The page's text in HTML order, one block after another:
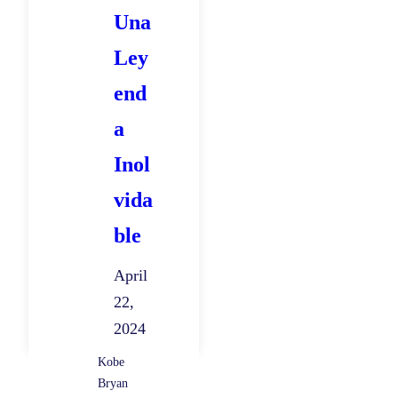
d
B
a
n
c
e
t
o
E
u
r
Una
Ley
end
a
Inol
vida
ble
April
22,
2024
Kobe
Bryan